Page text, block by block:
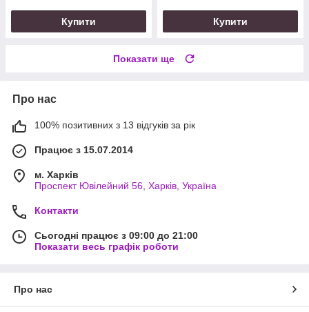
Купити Купити
Показати ще
Про нас
100% позитивних з 13 відгуків за рік
Працює з 15.07.2014
м. Харків
Проспект Ювілейний 56, Харків, Україна
Контакти
Сьогодні працює з 09:00 до 21:00
Показати весь графік роботи
Про нас